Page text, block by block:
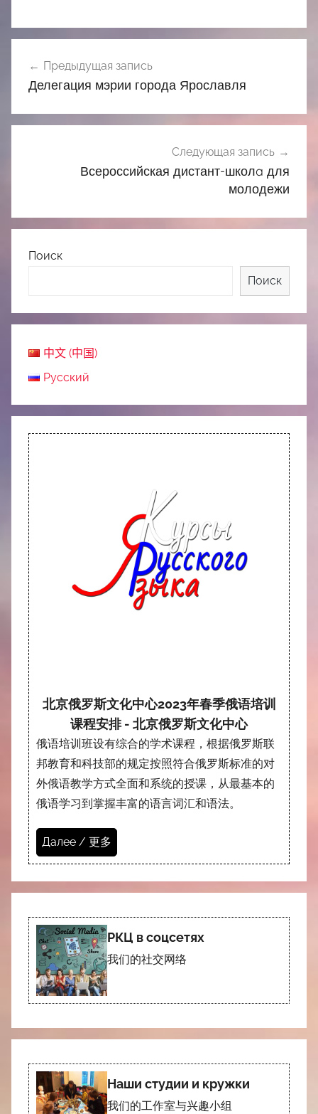
по
Предыдущая запись
Делегация мэрии города Ярославля
Следующая запись
Всероссийская дистант-школa для
молодежи
Поиск
Поиск
中文 (中国)
Русский
北京俄罗斯文化中心2023年春季俄语培训
课程安排 - 北京俄罗斯文化中心
俄语培训班设有综合的学术课程，根据俄罗斯联
邦教育和科技部的规定按照符合俄罗斯标准的对
外俄语教学方式全面和系统的授课，从最基本的
俄语学习到掌握丰富的语言词汇和语法。
Далее / 更多
РКЦ в соцсетях
我们的社交网络
Наши студии и кружки
我们的工作室与兴趣小组